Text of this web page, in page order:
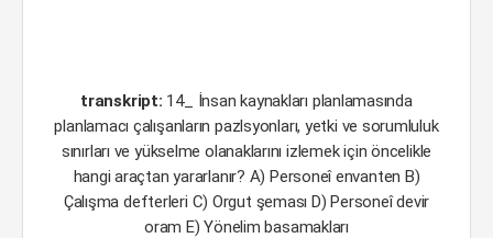
transkript: 14_ İnsan kaynakları planlamasında
planlamacı çalışanların pazlsyonları, yetki ve sorumluluk
sınırları ve yükselme olanaklarını izlemek için öncelikle
hangi araçtan yararlanır? A) Personeî envanten B)
Çalışma defterleri C) Orgut şeması D) Personeî devir
oram E) Yönelim basamakları